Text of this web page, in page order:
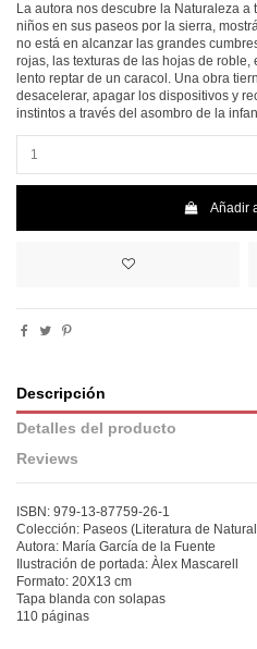
La autora nos descubre la Naturaleza
niños en sus paseos por la sierra,
no está en alcanzar las grandes
rojas, las texturas de las hojas de roble,
lento reptar de un caracol. Una obra
desacelerar, apagar los dispositivos y
instintos a través del asombro de la
Añadir
Descripción
Detalles del producto
Reviews
ISBN: 979-13-87759-26-1
Colección: Paseos (Literatura de
Autora: María García de la Fuente
Ilustración de portada: Àlex Mascarell
Formato: 20X13 cm
Tapa blanda con solapas
110 páginas